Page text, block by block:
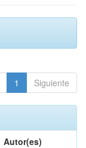
1 Siguiente
Autor(es)